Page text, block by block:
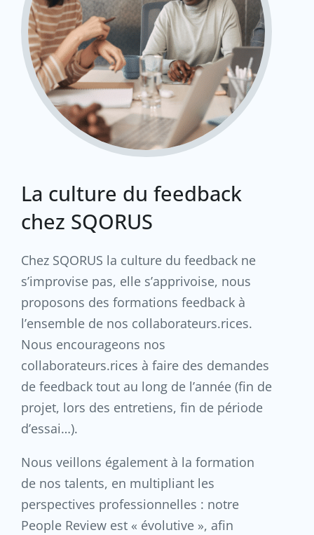
La culture du feedback
chez SQORUS
Chez SQORUS la culture du feedback ne
s’improvise pas, elle s’apprivoise, nous
proposons des formations feedback à
l’ensemble de nos collaborateurs.rices.
Nous encourageons nos
collaborateurs.rices à faire des demandes
de feedback tout au long de l’année (fin de
projet, lors des entretiens, fin de période
d’essai…).
Nous veillons également à la formation
de nos talents, en multipliant les
perspectives professionnelles : notre
People Review est « évolutive », afin